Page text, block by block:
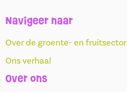
Navigeer naar
Over de groente- en fruitsector
Ons verhaal
Over ons